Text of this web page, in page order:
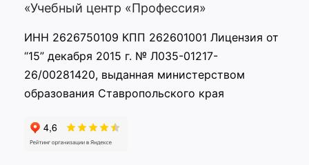
«Учебный центр «Профессия»
ИНН 2626750109 КПП 262601001 Лицензия от
“15” декабря 2015 г. № Л035-01217-
26/00281420, выданная министерством
образования Ставропольского края